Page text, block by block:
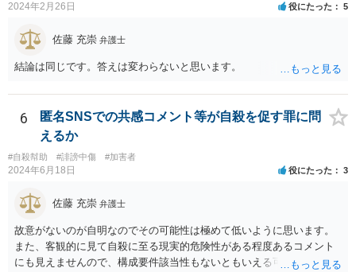
2024年2月26日 役にたった 5
佐藤 充崇 弁護士
結論は同じです。答えは変わらないと思います。
6
匿名SNSでの共感コメント等が自殺を促す罪に問
えるか
#自殺幇助 #誹謗中傷 #加害者
2024年6月18日 役にたった 3
佐藤 充崇 弁護士
故意がないのが自明なのでその可能性は極めて低いように思います。
また、客観的に見て自殺に至る現実的危険性がある程度あるコメント
にも見えませんので、構成要件該当性もないともいえる可能性は高い